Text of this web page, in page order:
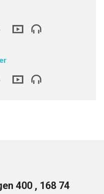
400 , 168 74